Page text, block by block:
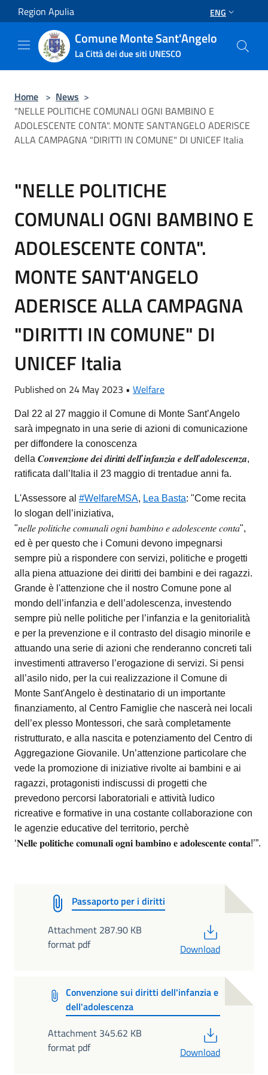
Salta al contenuto principale
Region Apulia ENG
Comune Monte Sant'Angelo
La Città dei due siti UNESCO
Home > News >
"NELLE POLITICHE COMUNALI OGNI BAMBINO E
ADOLESCENTE CONTA". MONTE SANT'ANGELO ADERISCE
ALLA CAMPAGNA "DIRITTI IN COMUNE" DI UNICEF Italia
"NELLE POLITICHE
COMUNALI OGNI BAMBINO E
ADOLESCENTE CONTA".
MONTE SANT'ANGELO
ADERISCE ALLA CAMPAGNA
"DIRITTI IN COMUNE" DI
UNICEF Italia
Published on 24 May 2023 • Welfare
Dal 22 al 27 maggio il Comune di Monte Sant’Angelo
sarà impegnato in una serie di azioni di comunicazione
per diffondere la conoscenza
della 𝑪𝒐𝒏𝒗𝒆𝒏𝒛𝒊𝒐𝒏𝒆 𝒅𝒆𝒊 𝒅𝒊𝒓𝒊𝒕𝒕𝒊 𝒅𝒆𝒍𝒍’𝒊𝒏𝒇𝒂𝒏𝒛𝒊𝒂 𝒆 𝒅𝒆𝒍𝒍’𝒂𝒅𝒐𝒍𝒆𝒔𝒄𝒆𝒏𝒛𝒂,
ratificata dall’Italia il 23 maggio di trentadue anni fa.
L'Assessore al #WelfareMSA, Lea Basta: "Come recita
lo slogan dell’iniziativa,
"𝑛𝑒𝑙𝑙𝑒 𝑝𝑜𝑙𝑖𝑡𝑖𝑐ℎ𝑒 𝑐𝑜𝑚𝑢𝑛𝑎𝑙𝑖 𝑜𝑔𝑛𝑖 𝑏𝑎𝑚𝑏𝑖𝑛𝑜 𝑒 𝑎𝑑𝑜𝑙𝑒𝑠𝑐𝑒𝑛𝑡𝑒 𝑐𝑜𝑛𝑡𝑎",
ed è per questo che i Comuni devono impegnarsi
sempre più a rispondere con servizi, politiche e progetti
alla piena attuazione dei diritti dei bambini e dei ragazzi.
Grande è l'attenzione che il nostro Comune pone al
mondo dell’infanzia e dell’adolescenza, investendo
sempre più nelle politiche per l’infanzia e la genitorialità
e per la prevenzione e il contrasto del disagio minorile e
attuando una serie di azioni che renderanno concreti tali
investimenti attraverso l’erogazione di servizi. Si pensi
all’asilo nido, per la cui realizzazione il Comune di
Monte Sant'Angelo è destinatario di un importante
finanziamento, al Centro Famiglie che nascerà nei locali
dell’ex plesso Montessori, che sarà completamente
ristrutturato, e alla nascita e potenziamento del Centro di
Aggregazione Giovanile. Un’attenzione particolare che
vede la promozione di iniziative rivolte ai bambini e ai
ragazzi, protagonisti indiscussi di progetti che
prevedono percorsi laboratoriali e attività ludico
ricreative e formative in una costante collaborazione con
le agenzie educative del territorio, perchè
‘𝐍𝐞𝐥𝐥𝐞 𝐩𝐨𝐥𝐢𝐭𝐢𝐜𝐡𝐞 𝐜𝐨𝐦𝐮𝐧𝐚𝐥𝐢 𝐨𝐠𝐧𝐢 𝐛𝐚𝐦𝐛𝐢𝐧𝐨 𝐞 𝐚𝐝𝐨𝐥𝐞𝐬𝐜𝐞𝐧𝐭𝐞 𝐜𝐨𝐧𝐭𝐚!’”.
Passaporto per i diritti
Attachment 287.90 KB
format pdf
Download
Convenzione sui diritti dell'infanzia e
dell'adolescenza
Attachment 345.62 KB
format pdf
Download